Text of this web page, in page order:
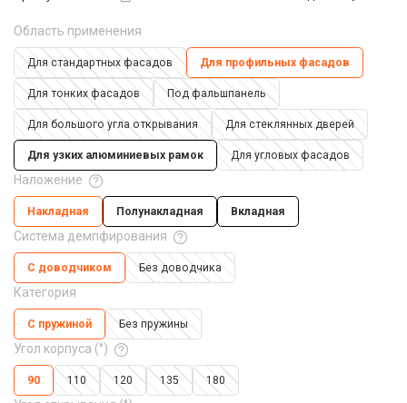
Область применения
Для стандартных фасадов Для профильных фасадов
Для тонких фасадов Под фальшпанель
Для большого угла открывания Для стеклянных дверей
Для узких алюминиевых рамок Для угловых фасадов
Наложение
Накладная Полунакладная Вкладная
Система демпфирования
С доводчиком Без доводчика
Категория
С пружиной Без пружины
Угол корпуса (°)
90 110 120 135 180